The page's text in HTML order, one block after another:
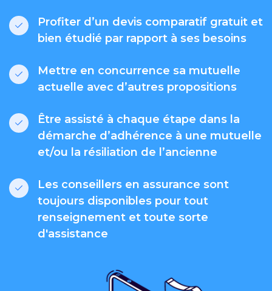
Profiter d’un devis comparatif gratuit et
bien étudié par rapport à ses besoins
Mettre en concurrence sa mutuelle
actuelle avec d’autres propositions
Être assisté à chaque étape dans la
démarche d’adhérence à une mutuelle
et/ou la résiliation de l’ancienne
Les conseillers en assurance sont
toujours disponibles pour tout
renseignement et toute sorte
d'assistance